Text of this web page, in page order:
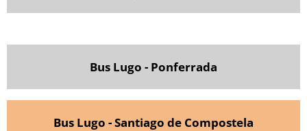
Bus Lugo - Ponferrada
Bus Lugo - Santiago de Compostela